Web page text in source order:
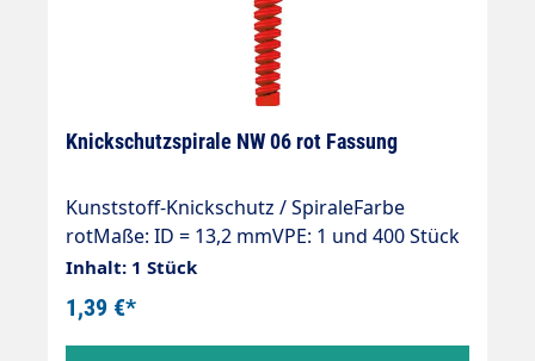
Knickschutzspirale NW 06 rot Fassung
Kunststoff-Knickschutz / SpiraleFarbe
rotMaße: ID = 13,2 mmVPE: 1 und 400 Stück
Inhalt: 1 Stück
1,39 €*